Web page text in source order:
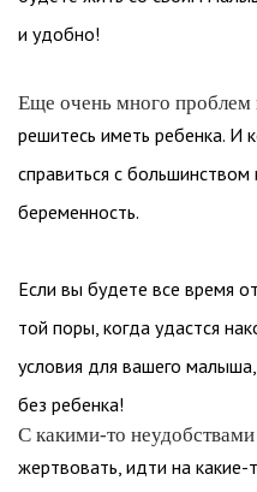
и удобно!
Еще очень много проблем
решитесь иметь ребенка. И
справиться с большинством
беременность.
Если вы будете все время
той поры, когда удастся
условия для вашего
без ребенка!
С какими-то
жертвовать, идти на